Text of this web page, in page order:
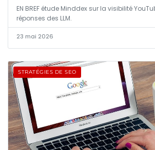
EN BREF étude Minddex sur la visibilité
réponses des LLM.
23 mai 2026
STRATÉGIES DE SEO